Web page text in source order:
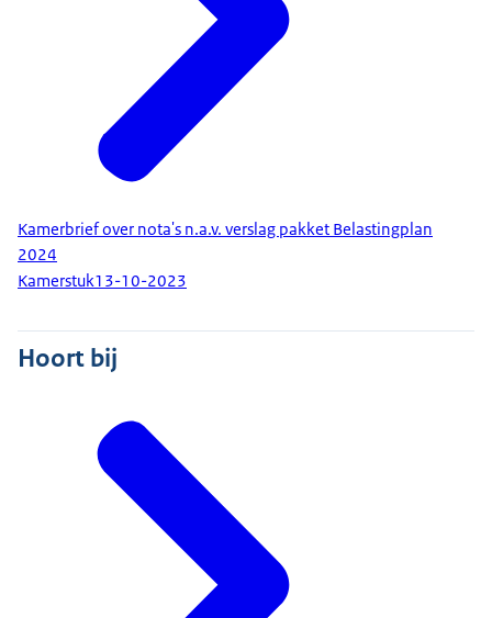
Kamerbrief over nota's n.a.v. verslag pakket Belastingplan
2024
Kamerstuk13-10-2023
Hoort bij